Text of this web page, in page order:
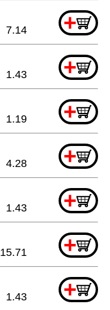
+
7.14
+
1.43
+
1.19
+
4.28
+
1.43
+
15.71
+
1.43